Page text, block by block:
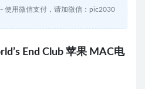
使用微信支付，请加微信：pic2030
End Club 苹果 MAC电